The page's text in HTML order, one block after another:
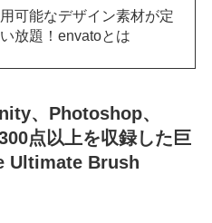
可能なデザイン素材が定
放題！envatoとは
、Photoshop、
点以上を収録した巨
Ultimate Brush